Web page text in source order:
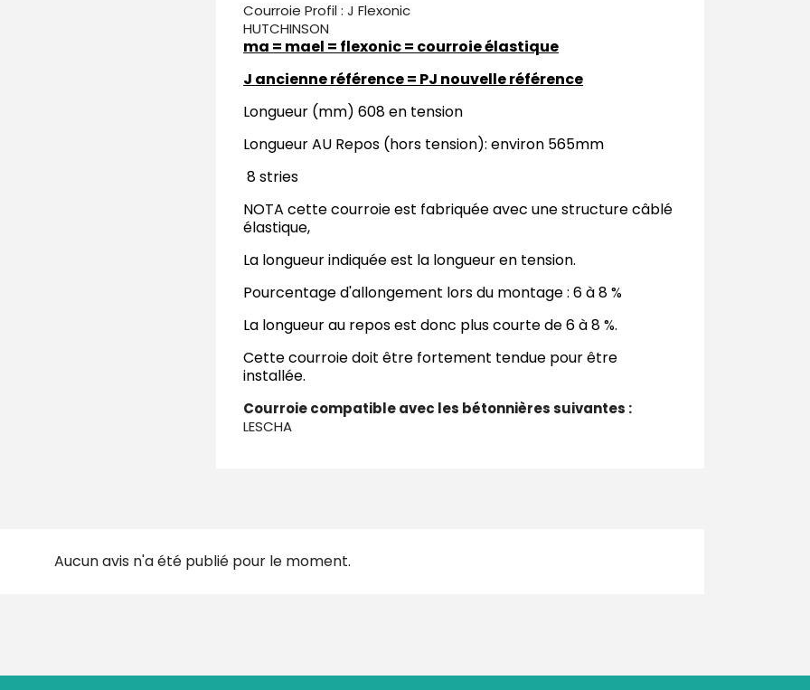
Courroie Profil : J Flexonic
HUTCHINSON
ma = mael = flexonic = courroie élastique
J ancienne référence = PJ nouvelle référence
Longueur (mm) 608 en tension
Longueur AU Repos (hors tension): environ 565mm
8 stries
NOTA cette courroie est fabriquée avec une structure câblé
élastique,
La longueur indiquée est la longueur en tension.
Pourcentage d'allongement lors du montage : 6 à 8 %
La longueur au repos est donc plus courte de 6 à 8 %.
Cette courroie doit être fortement tendue pour être
installée.
Courroie compatible avec les bétonnières suivantes :
LESCHA
Aucun avis n'a été publié pour le moment.